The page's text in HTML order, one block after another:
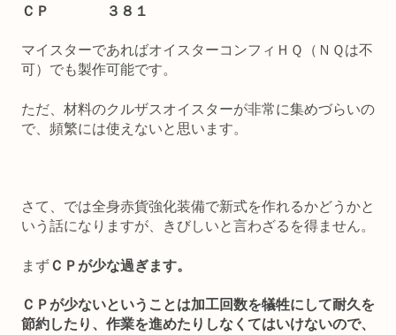
ＣＰ ３８１
マイスターであればオイスターコンフィＨＱ（ＮＱは不
可）でも製作可能です。
ただ、材料のクルザスオイスターが非常に集めづらいの
で、頻繁には使えないと思います。
さて、では全身赤貨強化装備で新式を作れるかどうかと
いう話になりますが、きびしいと言わざるを得ません。
まずＣＰが少な過ぎます。
ＣＰが少ないということは加工回数を犠牲にして耐久を
節約したり、作業を進めたりしなくてはいけないので、